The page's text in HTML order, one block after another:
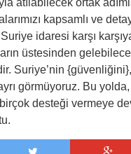
atılabilecek ortak
kapsamlı ve
idaresi karşı
üstesinden
Suriye’nin
görmüyoruz. Bu
desteği vermeye